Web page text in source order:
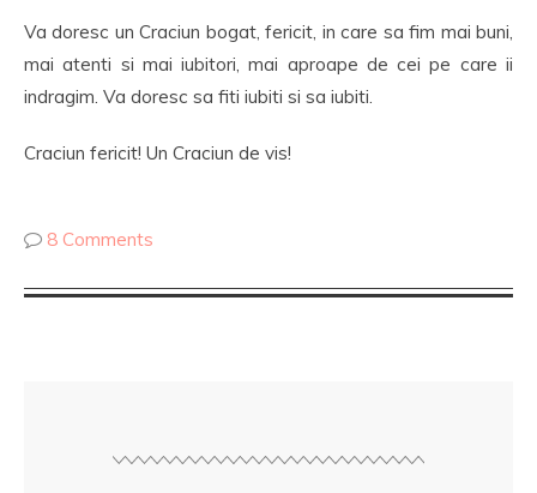
Va doresc un Craciun bogat, fericit, in care sa fim mai buni,
mai atenti si mai iubitori, mai aproape de cei pe care ii
indragim. Va doresc sa fiti iubiti si sa iubiti.
Craciun fericit! Un Craciun de vis!
8 Comments